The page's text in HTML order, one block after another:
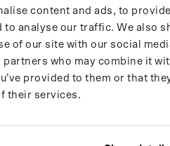
content and ads, to
to analyse our traffic. We also
of our site with our social
who may combine it
provided to them or that
their services.
son exactitude. Sauf mention
où la loi le permet,
fournisseurs de contenu et